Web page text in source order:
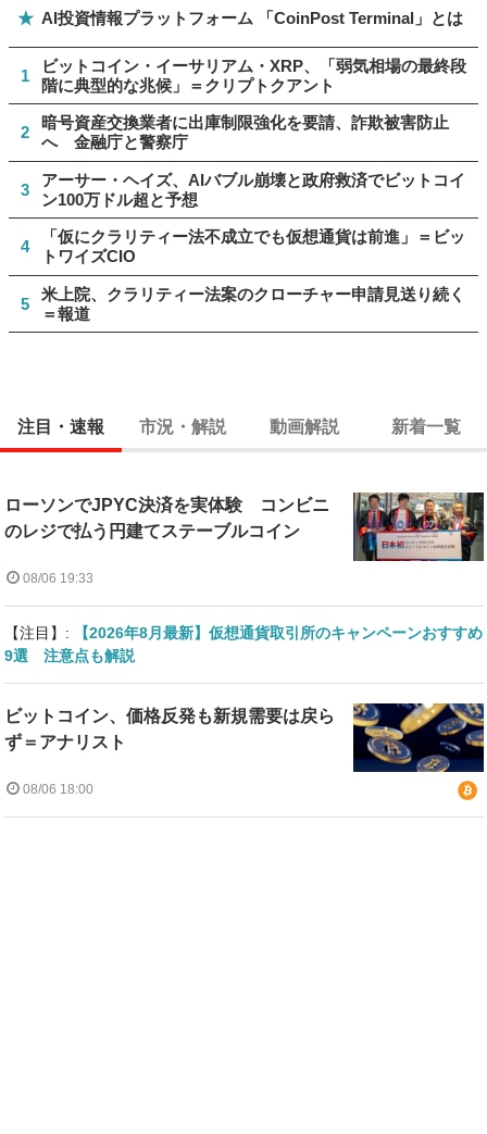
★ AI投資情報プラットフォーム 「CoinPost Terminal」とは
1
ビットコイン・イーサリアム・XRP、「弱気相場の最終段
階に典型的な兆候」＝クリプトクアント
2
暗号資産交換業者に出庫制限強化を要請、詐欺被害防止
へ 金融庁と警察庁
3
アーサー・ヘイズ、AIバブル崩壊と政府救済でビットコイ
ン100万ドル超と予想
4
「仮にクラリティー法不成立でも仮想通貨は前進」＝ビッ
トワイズCIO
5
米上院、クラリティー法案のクローチャー申請見送り続く
＝報道
注目・速報 市況・解説 動画解説 新着一覧
ローソンでJPYC決済を実体験 コンビニ
のレジで払う円建てステーブルコイン
08/06 19:33
【注目】:
【2026年8月最新】仮想通貨取引所のキャンペーンおすすめ
9選 注意点も解説
ビットコイン、価格反発も新規需要は戻ら
ず＝アナリスト
08/06 18:00